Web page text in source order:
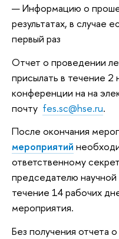
Информацию о
результатах, в случае
первый раз
Отчет о проведении
присылать в течение 2
конференции на на
почту fes.sc@hse.ru.
После окончания
мероприятий
ответственному
председателю
течение 14 рабочих
мероприятия.
Без получения отчета